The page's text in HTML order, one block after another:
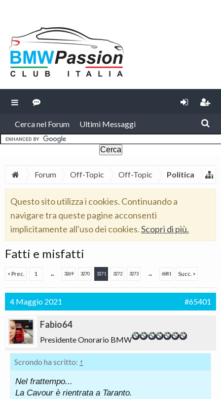
Cerca nel Forum Ultimi Messaggi
Forum Off-Topic Off-Topic Politica
Questo sito utilizza i cookies. Continuando a
navigare tra queste pagine acconsenti
implicitamente all'uso dei cookies.Scopri di più.
Fatti e misfatti
< Prec. 1 ← 3269 3270 3271 3272 3273 → 6681 Succ. >
4 Maggio 2021 #65401
Fabio64
Presidente Onorario BMW
Scrondo ha scritto: ↑
Nel frattempo...
La Cavour è rientrata a Taranto.